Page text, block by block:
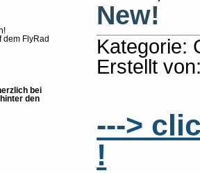
dem FlyRad
bei
den
New!
Kategorie:
Erstellt
--->
!